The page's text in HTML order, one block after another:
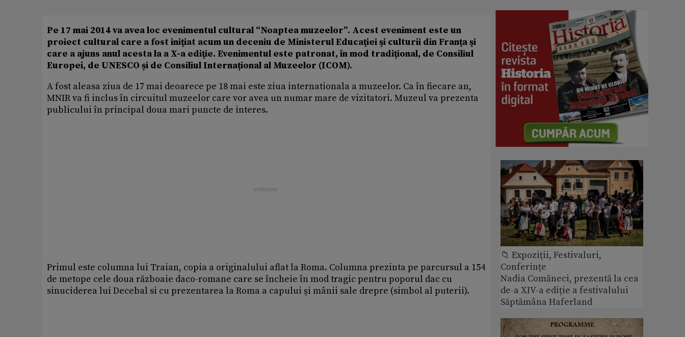
Pe 17 mai 2014 va avea loc evenimentul cultural “Noaptea muzeelor”. Acest eveniment este un
proiect cultural care a fost iniţiat acum un deceniu de Ministerul Educaţiei şi culturii din Franţa şi
care a ajuns anul acesta la a X-a ediţie. Evenimentul este patronat, în mod tradiţional, de Consiliul
Europei, de UNESCO și de Consiliul Internațional al Muzeelor (ICOM).
A fost aleasa ziua de 17 mai deoarece pe 18 mai este ziua internationala a muzeelor. Ca în fiecare an,
MNIR va fi inclus în circuitul muzeelor care vor avea un numar mare de vizitatori. Muzeul va prezenta
publicului în principal doua mari puncte de interes.
Primul este columna lui Traian, copia a originalului aflat la Roma. Columna prezinta pe parcursul a 154
de metope cele doua războaie daco-romane care se încheie în mod tragic pentru poporul dac cu
sinuciderea lui Decebal si cu prezentarea la Roma a capului şi mânii sale drepre (simbol al puterii).
📁 Expoziţii, Festivaluri,
Conferințe
Nadia Comăneci, prezentă la cea
de-a XIV-a ediție a festivalului
Săptămâna Haferland